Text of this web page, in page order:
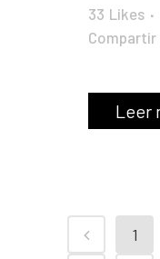
33 Likes
Compartir
Leer
1